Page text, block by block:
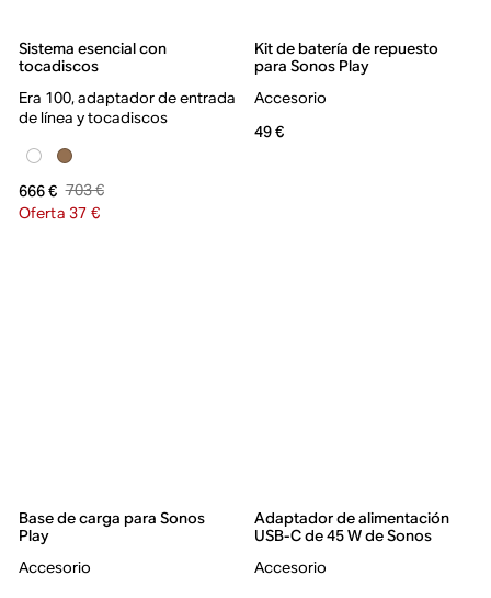
Sistema esencial con
tocadiscos
Era 100, adaptador de entrada
de línea y tocadiscos
666 € 703 €
Oferta 37 €
Kit de batería de repuesto
para Sonos Play
Accesorio
49 €
Base de carga para Sonos
Play
Accesorio
Adaptador de alimentación
USB-C de 45 W de Sonos
Accesorio